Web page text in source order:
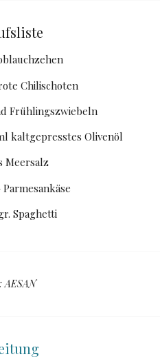
Chilischoten
Frühlingszwiebeln
kaltgepresstes Olivenöl
Meersalz
Spaghetti
AESAN